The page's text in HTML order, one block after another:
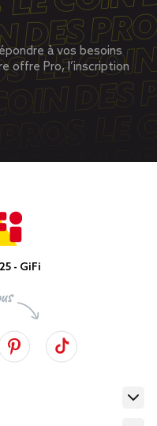
à vos besoins
offre Pro, l’inscription
- GiFi